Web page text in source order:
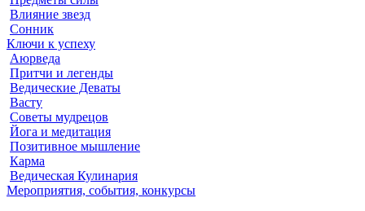
Влияние звезд
Сонник
Ключи к успеху
Аюрведа
Притчи и легенды
Ведические Деваты
Васту
Советы мудрецов
Йога и медитация
Позитивное мышление
Карма
Ведическая Кулинария
Мероприятия, события, конкурсы